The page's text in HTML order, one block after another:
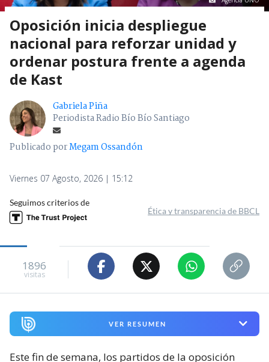
Oposición inicia despliegue
nacional para reforzar unidad y
ordenar postura frente a agenda
de Kast
Gabriela Piña
Periodista Radio Bío Bío Santiago
Publicado porMegam Ossandón
Viernes 07 Agosto, 2026 | 15:12
Seguimos criterios de
Ética y transparencia de BBCL
1896
visitas
VER RESUMEN
Este fin de semana, los partidos de la oposición